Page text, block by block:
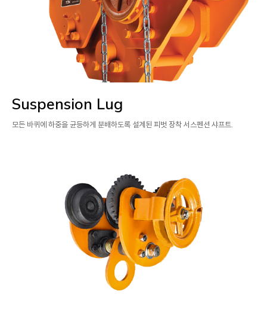
Suspension Lug
모든 바퀴에 하중을 균등하게 분배하도록 설계된 피벗 장착 서스펜션 샤프트.